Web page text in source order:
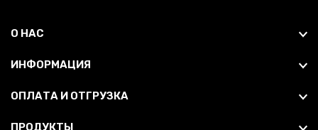
О НАС
ИНФОРМАЦИЯ
ОПЛАТА И ОТГРУЗКА
ПРОДУКТЫ